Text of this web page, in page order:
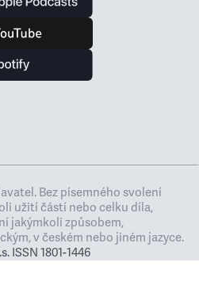
Bez písemného svolení
užití částí nebo celku díla,
jakýmkoli způsobem,
v českém nebo jiném jazyce.
ISSN 1801-1446